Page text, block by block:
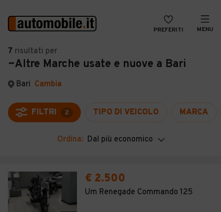
PREFERITI MENU
Auto
Auto usate
Auto Km 0
Auto Nuove
Noleggio a lungo termine
Moto
Camper
VENDI
MAGAZINE
ACCEDI
7 risultati per
~Altre Marche usate e nuove a Bari
Bari Cambia
FILTRI 2 TIPO DI VEICOLO MARCA
Ordina: Dal più economico
€ 2.500
Um Renegade Commando 125